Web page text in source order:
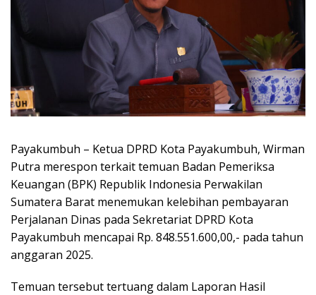
Payakumbuh – Ketua DPRD Kota Payakumbuh, Wirman
Putra merespon terkait temuan Badan Pemeriksa
Keuangan (BPK) Republik Indonesia Perwakilan
Sumatera Barat menemukan kelebihan pembayaran
Perjalanan Dinas pada Sekretariat DPRD Kota
Payakumbuh mencapai Rp. 848.551.600,00,- pada tahun
anggaran 2025.
Temuan tersebut tertuang dalam Laporan Hasil